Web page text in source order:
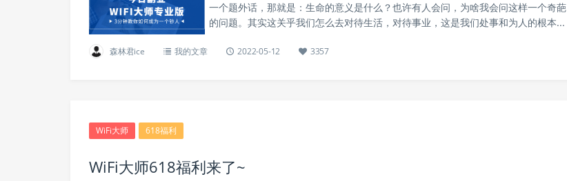
一个题外话，那就是：生命的意义是什么？也许有人会问，为啥我会问这样一个奇葩
的问题。其实这关乎我们怎么去对待生活，对待事业，这是我们处事和为人的根本...
森林君ice 我的文章 2022-05-12 3357
WiFi大师 618福利
WiFi大师618福利来了~